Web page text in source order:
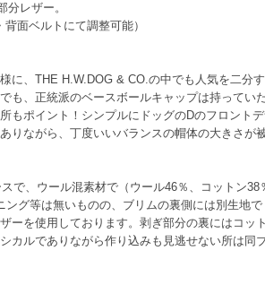
レザー。
面ベルトにて調整可能）
に、THE H.W.DOG & CO.の中でも人気を二分
も、正統派のベースボールキャップは持って
もポイント！シンプルにドッグのDのフロント
りながら、丁度いいバランスの帽体の大きさが
で、ウール混素材で（ウール46％、コットン
グ等は無いものの、ブリムの裏側には別生地
ーを使用しております。剥ぎ部分の裏にはコ
カルでありながら作り込みも見逃せない所は同